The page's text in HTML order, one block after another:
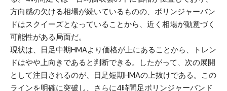
方向感の欠ける相場が続いているものの、ボリンジャーバン
ドはスクイーズとなっていることから、近く相場が動意づく
可能性がある局面だ。
現状は、日足中期HMAより価格が上にあることから、トレン
ドはやや上向きであると判断できる。したがって、次の展開
として注目されるのが、日足短期HMAの上抜けである。この
ラインを明確に突破し、さらに4時間足ボリンジャーバンド